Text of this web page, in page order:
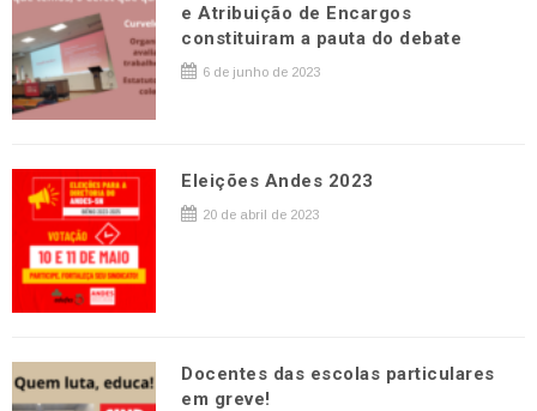
e Atribuição de Encargos
constituiram a pauta do debate
6 de junho de 2023
Eleições Andes 2023
20 de abril de 2023
Docentes das escolas particulares
em greve!